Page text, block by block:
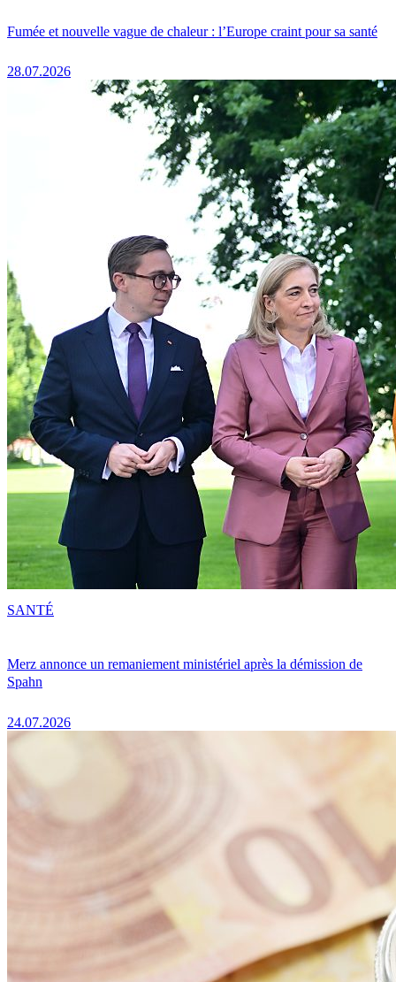
Fumée et nouvelle vague de chaleur : l’Europe craint pour sa santé
28.07.2026
Merz annonce un remaniement ministériel après la démission de
Spahn
24.07.2026
SANTÉ